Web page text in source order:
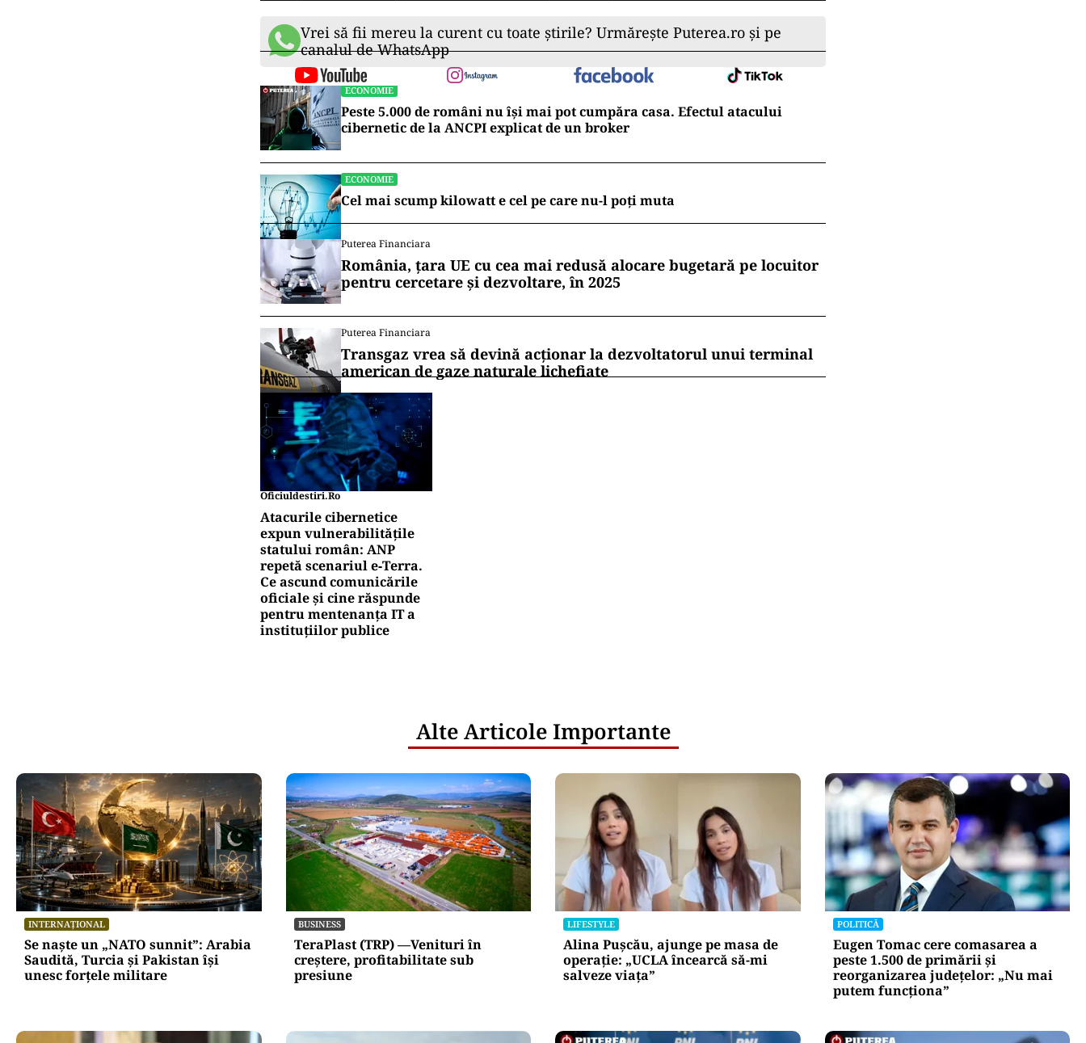
Vrei să fii mereu la curent cu toate știrile? Urmărește Puterea.ro și pe
canalul de WhatsApp
ECONOMIE
Peste 5.000 de români nu își mai pot cumpăra casa. Efectul atacului
cibernetic de la ANCPI explicat de un broker
ECONOMIE
Cel mai scump kilowatt e cel pe care nu-l poți muta
Puterea Financiara
România, țara UE cu cea mai redusă alocare bugetară pe locuitor
pentru cercetare și dezvoltare, în 2025
Puterea Financiara
Transgaz vrea să devină acționar la dezvoltatorul unui terminal
american de gaze naturale lichefiate
Oficiuldestiri.ro
Atacurile cibernetice
expun vulnerabilitățile
statului român: ANP
repetă scenariul e‑Terra.
Ce ascund comunicările
oficiale și cine răspunde
pentru mentenanța IT a
instituțiilor publice
Alte Articole Importante
INTERNAȚIONAL
Se naște un „NATO sunnit”: Arabia
Saudită, Turcia și Pakistan își
unesc forțele militare
BUSINESS
TeraPlast (TRP) —Venituri în
creștere, profitabilitate sub
presiune
LIFESTYLE
Alina Pușcău, ajunge pe masa de
operație: „UCLA încearcă să-mi
salveze viața”
POLITICĂ
Eugen Tomac cere comasarea a
peste 1.500 de primării și
reorganizarea județelor: „Nu mai
putem funcționa”